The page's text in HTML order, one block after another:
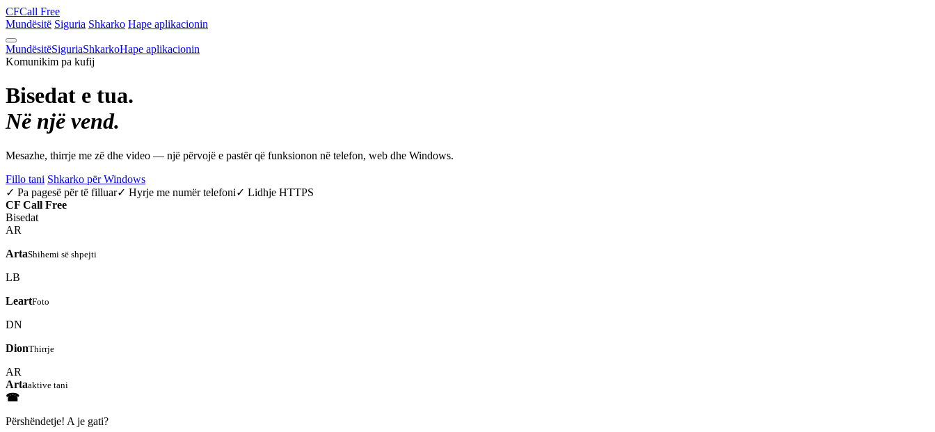
CFCall Free
Mundësitë Siguria Shkarko Hape aplikacionin
MundësitëSiguriaShkarkoHape aplikacionin
Komunikim pa kufij
Bisedat e tua.
Në një vend.
Mesazhe, thirrje me zë dhe video — një përvojë e pastër që funksionon në telefon, web dhe Windows.
Fillo tani Shkarko për Windows
✓ Pa pagesë për të filluar✓ Hyrje me numër telefoni✓ Lidhje HTTPS
CF Call Free
Bisedat
AR
ArtaShihemi së shpejti
LB
LeartFoto
DN
DionThirrje
AR
Artaaktive tani
☎
Përshëndetje! A je gati?